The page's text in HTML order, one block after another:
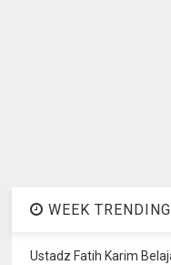
WEEK TRENDING
Ustadz Fatih Karim